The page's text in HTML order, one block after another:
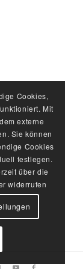
Cookies,
Mit
externe
Sie können
Cookies
festlegen.
über die
widerrufen